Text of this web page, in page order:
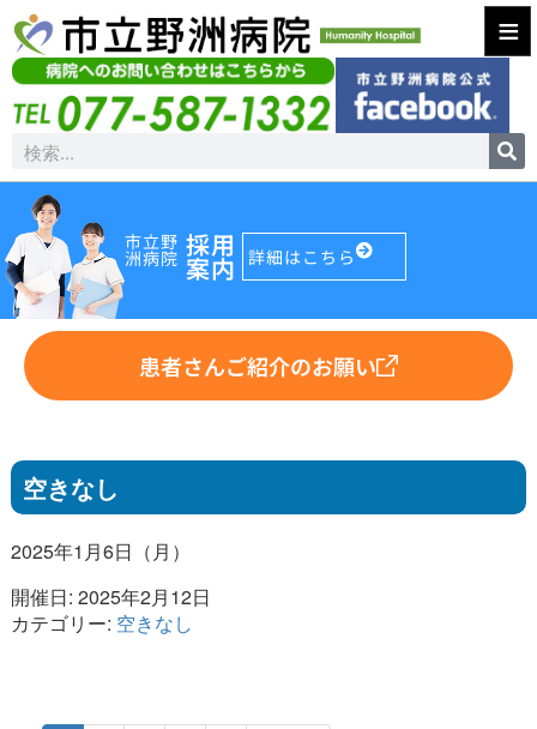
≡
市立野
洲病院 採用
案内 詳細はこちら
患者さんご紹介のお願い
空きなし
2025年1月6日（月）
開催日: 2025年2月12日
カテゴリー: 空きなし